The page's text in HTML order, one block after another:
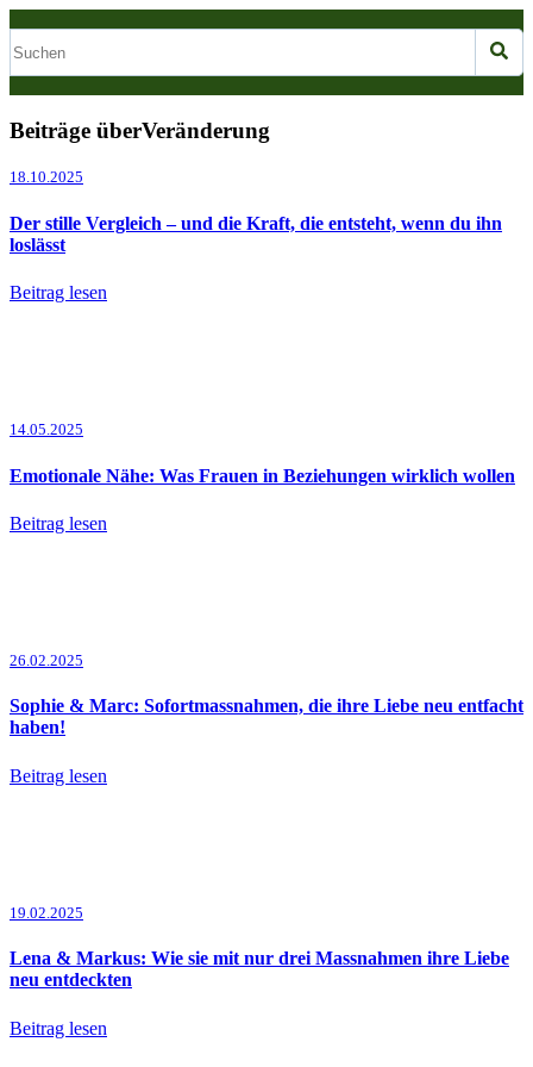
Beiträge überVeränderung
18.10.2025
Der stille Vergleich – und die Kraft, die entsteht, wenn du ihn
loslässt
Beitrag lesen
14.05.2025
Emotionale Nähe: Was Frauen in Beziehungen wirklich wollen
Beitrag lesen
26.02.2025
Sophie & Marc: Sofortmassnahmen, die ihre Liebe neu entfacht
haben!
Beitrag lesen
19.02.2025
Lena & Markus: Wie sie mit nur drei Massnahmen ihre Liebe
neu entdeckten
Beitrag lesen